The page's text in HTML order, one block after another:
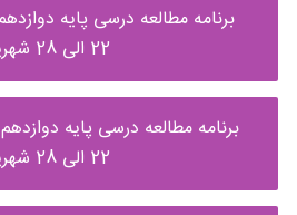
برنامه مطالعه درسی پایه
22 الی 28 شهریور
برنامه مطالعه درسی پایه
22 الی 28 شهریور